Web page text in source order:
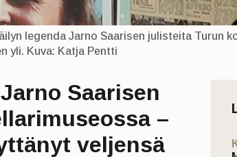
legenda Jarno Saarisen julisteita Turun
yli. Kuva: Katja Pentti
Jarno Saarisen
–
veljensä